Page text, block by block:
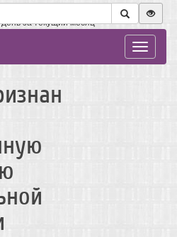
за текущий месяц
Toggle